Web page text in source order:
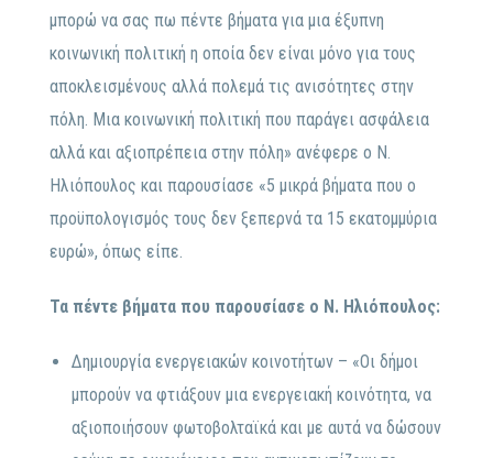
μπορώ να σας πω πέντε βήματα για μια έξυπνη
κοινωνική πολιτική η οποία δεν είναι μόνο για τους
αποκλεισμένους αλλά πολεμά τις ανισότητες στην
πόλη. Μια κοινωνική πολιτική που παράγει ασφάλεια
αλλά και αξιοπρέπεια στην πόλη» ανέφερε ο Ν.
Ηλιόπουλος και παρουσίασε «5 μικρά βήματα που ο
προϋπολογισμός τους δεν ξεπερνά τα 15 εκατομμύρια
ευρώ», όπως είπε.
Τα πέντε βήματα που παρουσίασε ο Ν. Ηλιόπουλος:
Δημιουργία ενεργειακών κοινοτήτων – «Οι δήμοι
μπορούν να φτιάξουν μια ενεργειακή κοινότητα, να
αξιοποιήσουν φωτοβολταϊκά και με αυτά να δώσουν